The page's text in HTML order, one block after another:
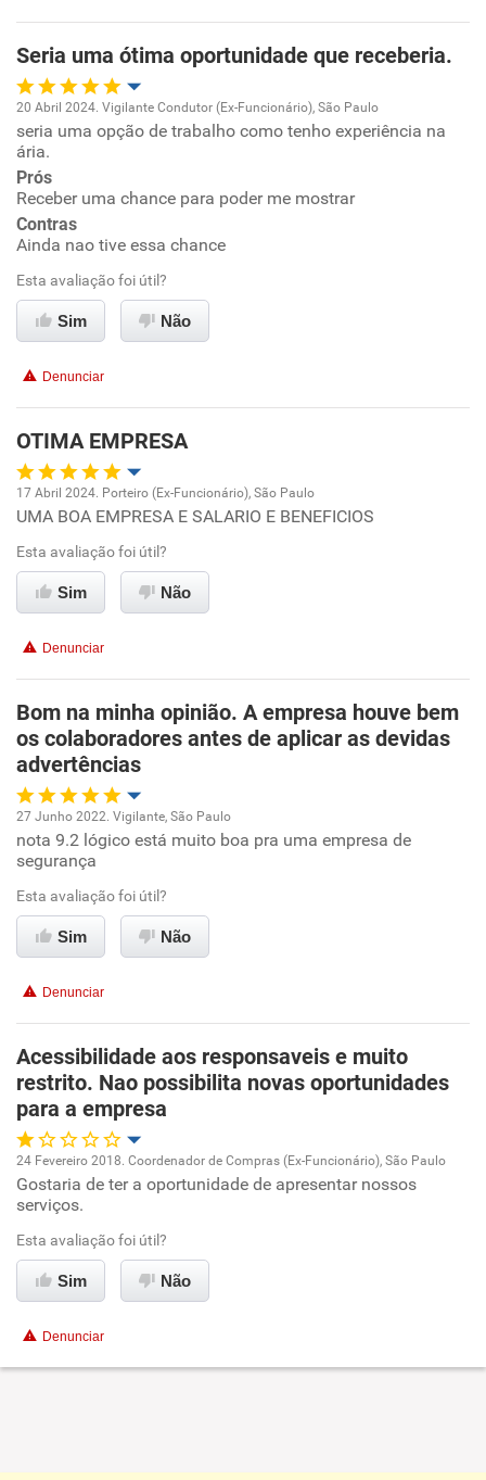
Seria uma ótima oportunidade que receberia.
Oportunidade de promoção
Ambiente de trabalho
Conciliação com a vida familiar
Benefícios
Recomenda a diretoria
20 Abril 2024. Vigilante Condutor (Ex-Funcionário), São Paulo
seria uma opção de trabalho como tenho experiência na
ária.
Prós
Receber uma chance para poder me mostrar
Contras
Ainda nao tive essa chance
Esta avaliação foi útil?
Sim Não
Denunciar
OTIMA EMPRESA
Oportunidade de promoção
Ambiente de trabalho
Benefícios
Recomenda esta empresa
Recomenda a diretoria
17 Abril 2024. Porteiro (Ex-Funcionário), São Paulo
UMA BOA EMPRESA E SALARIO E BENEFICIOS
Esta avaliação foi útil?
Sim Não
Denunciar
Bom na minha opinião. A empresa houve bem
os colaboradores antes de aplicar as devidas
advertências
Oportunidade de promoção
Ambiente de trabalho
Conciliação com a vida familiar
Recomenda esta empresa
Recomenda a diretoria
27 Junho 2022. Vigilante, São Paulo
nota 9.2 lógico está muito boa pra uma empresa de
segurança
Esta avaliação foi útil?
Sim Não
Denunciar
Acessibilidade aos responsaveis e muito
restrito. Nao possibilita novas oportunidades
para a empresa
Oportunidade de promoção
Ambiente de trabalho
Conciliação com a vida familiar
24 Fevereiro 2018. Coordenador de Compras (Ex-Funcionário), São Paulo
Gostaria de ter a oportunidade de apresentar nossos
serviços.
Esta avaliação foi útil?
Sim Não
Denunciar